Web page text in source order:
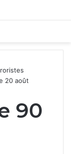
20 août
90